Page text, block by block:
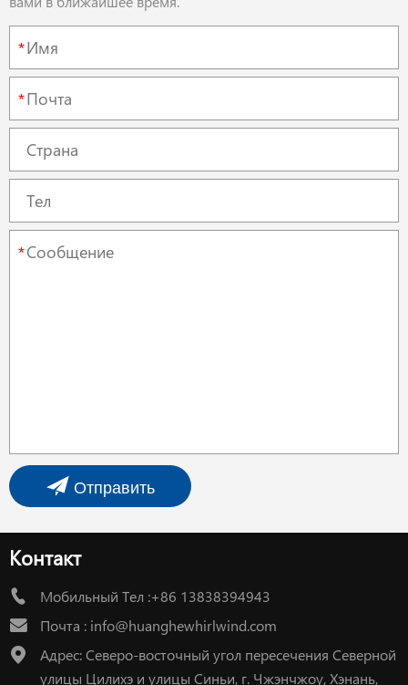
*
*
*
Отправить
Контакт
Мобильный Тел :+86 13838394943
Почта : info@huanghewhirlwind.com
Адрес: Северо-восточный угол пересечения Северной
улицы Цилихэ и улицы Синьи, г. Чжэнчжоу, Хэнань,